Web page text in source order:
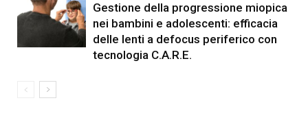
Gestione della progressione miopica
nei bambini e adolescenti: efficacia
delle lenti a defocus periferico con
tecnologia C.A.R.E.